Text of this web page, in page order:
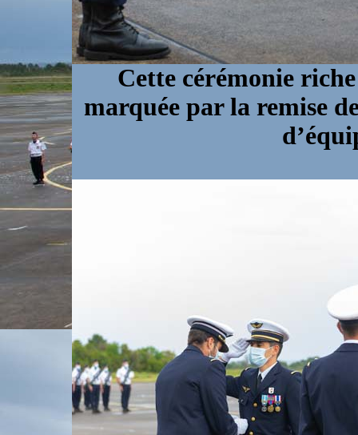
Cette cérémonie
marquée par la remise